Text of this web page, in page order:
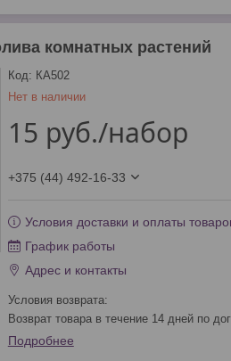
комнатных растений
Нет в наличии
Код: КА502
15 руб./набор
+375 (44) 492-16-33
Условия доставки и оплаты
График работы
Адрес и контакты
возврат товара в течение 14 дней по
Подробнее